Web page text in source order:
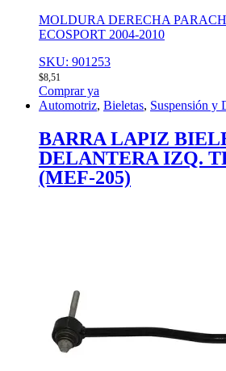
MOLDURA DERECHA
ECOSPORT 2004-2010
SKU: 901253
$8,51
Comprar ya
Automotriz, Bieletas, Suspensión y
BARRA LAPIZ
DELANTERA IZQ.
(MEF-205)